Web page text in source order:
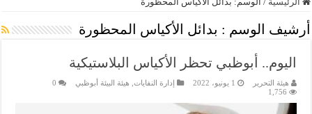
أرشيف الوسم : بدائل الأكياس المحظورة
اليوم.. أبوظبي تحظر الأكياس البلاستيكية
هيئة التحرير 1 يونيو، 2022 إدارة النفايات, هيئة البيئة أبوظبي
0
1,756